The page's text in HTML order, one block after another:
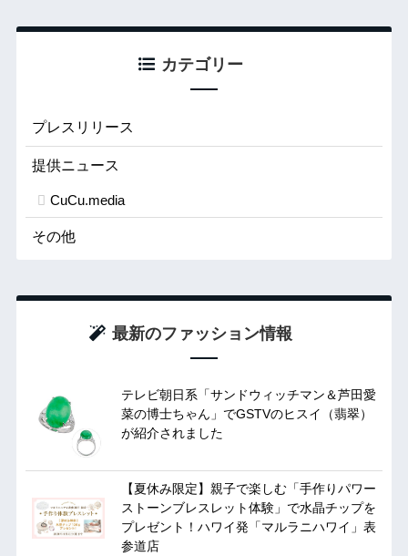
カテゴリー
プレスリリース
提供ニュース
CuCu.media
その他
最新のファッション情報
テレビ朝日系「サンドウィッチマン＆芦田愛
菜の博士ちゃん」でGSTVのヒスイ（翡翠）
が紹介されました
【夏休み限定】親子で楽しむ「手作りパワー
ストーンブレスレット体験」で水晶チップを
プレゼント！ハワイ発「マルラニハワイ」表
参道店